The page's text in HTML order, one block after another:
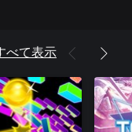
べて表示